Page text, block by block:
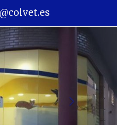
colvet.es
next